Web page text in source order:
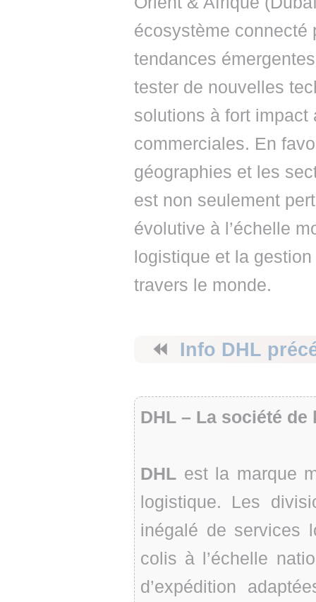
écosystème connecté
tendances
tester de nouvelles
solutions à fort
commerciales. En
géographies et les
est non seulement
évolutive à l’échelle
logistique et la
travers le monde.
⏪ Info DHL
DHL – La société
DHL est la marque
logistique. Les
inégalé de services
colis à l’échelle
d’expédition